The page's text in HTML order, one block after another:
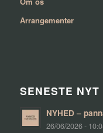
Arrangementer
SENESTE NYT
NYHED –
26/06/2026 -